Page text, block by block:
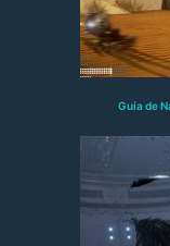
Guía de